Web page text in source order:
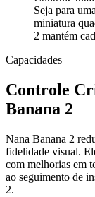
Seja para
miniatura
2 mantém
Capacidades
Controle
Banana 2
Nana Banana 2
fidelidade visual.
com melhorias em
ao seguimento de
2.